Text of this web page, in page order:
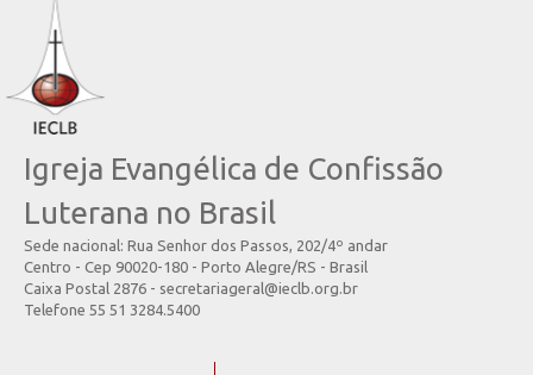
Igreja Evangélica de Confissão
Luterana no Brasil
Sede nacional: Rua Senhor dos Passos, 202/4º andar
Centro - Cep 90020-180 - Porto Alegre/RS - Brasil
Caixa Postal 2876 - secretariageral@ieclb.org.br
Telefone 55 51 3284.5400